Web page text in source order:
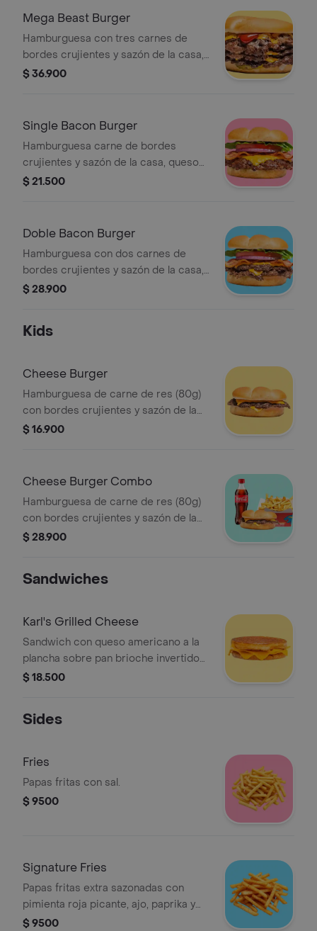
Mega Beast Burger
Hamburguesa con tres carnes de
bordes crujientes y sazón de la casa,
queso americano, cebolla asada,
tostado.
$ 36.900
Single Bacon Burger
Hamburguesa carne de bordes
crujientes y sazón de la casa, queso
americano, bacon y vegetales
$ 21.500
Doble Bacon Burger
Hamburguesa con dos carnes de
bordes crujientes y sazón de la casa,
queso americano, bacon y vegetales
$ 28.900
Kids
Cheese Burger
Hamburguesa de carne de res (80g)
con bordes crujientes y sazón de la
casa ketchup, mayonesa y queso
$ 16.900
Cheese Burger Combo
Hamburguesa de carne de res (80g)
con bordes crujientes y sazón de la
casa ketchup, mayonesa y queso
$ 28.900
Sandwiches
Karl's Grilled Cheese
Sandwich con queso americano a la
plancha sobre pan brioche invertido
tostado.
$ 18.500
Sides
Fries
Papas fritas con sal.
$ 9500
Signature Fries
Papas fritas extra sazonadas con
pimienta roja picante, ajo, paprika y
una limón.
$ 9500